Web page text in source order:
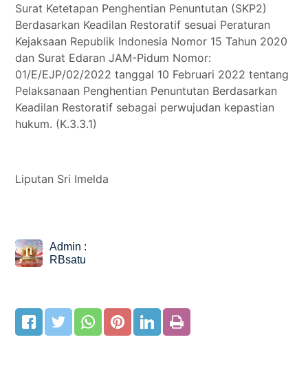
Surat Ketetapan Penghentian Penuntutan (SKP2)
Berdasarkan Keadilan Restoratif sesuai Peraturan
Kejaksaan Republik Indonesia Nomor 15 Tahun 2020
dan Surat Edaran JAM-Pidum Nomor:
01/E/EJP/02/2022 tanggal 10 Februari 2022 tentang
Pelaksanaan Penghentian Penuntutan Berdasarkan
Keadilan Restoratif sebagai perwujudan kepastian
hukum. (K.3.3.1)
Liputan Sri Imelda
Admin :
RBsatu